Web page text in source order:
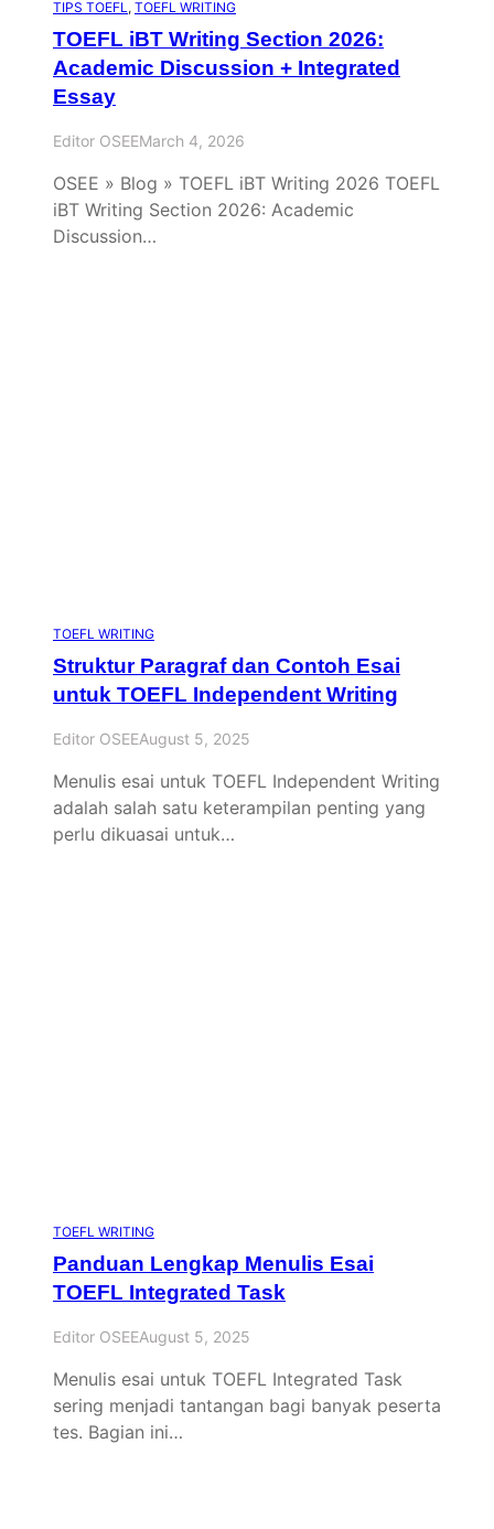
TIPS TOEFL , TOEFL WRITING
TOEFL iBT Writing Section 2026:
Academic Discussion + Integrated
Essay
Editor OSEEMarch 4, 2026
OSEE » Blog » TOEFL iBT Writing 2026 TOEFL
iBT Writing Section 2026: Academic
Discussion…
TOEFL WRITING
Struktur Paragraf dan Contoh Esai
untuk TOEFL Independent Writing
Editor OSEEAugust 5, 2025
Menulis esai untuk TOEFL Independent Writing
adalah salah satu keterampilan penting yang
perlu dikuasai untuk…
TOEFL WRITING
Panduan Lengkap Menulis Esai
TOEFL Integrated Task
Editor OSEEAugust 5, 2025
Menulis esai untuk TOEFL Integrated Task
sering menjadi tantangan bagi banyak peserta
tes. Bagian ini…